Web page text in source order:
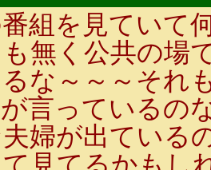
組を見ていて
無く公共の場
るな～～～それ
言っているの
婦が出ている